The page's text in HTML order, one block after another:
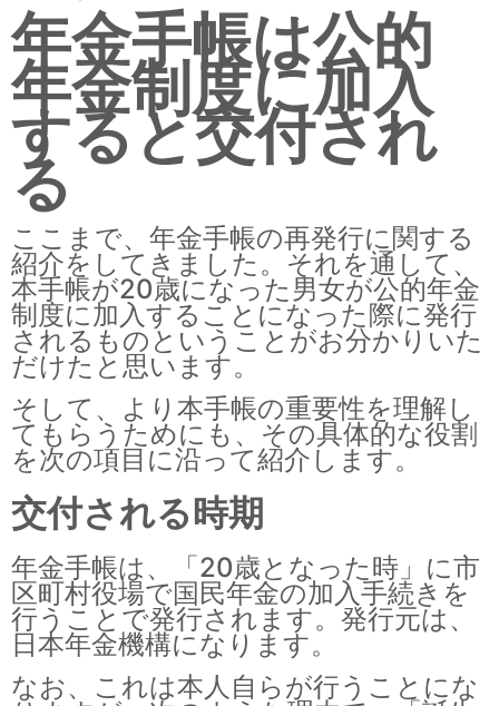
年金手帳は公的
年金制度に加入
すると交付され
る
ここまで、年金手帳の再発行に関する
紹介をしてきました。それを通して、
本手帳が20歳になった男女が公的年金
制度に加入することになった際に発行
されるものということがお分かりいた
だけたと思います。
そして、より本手帳の重要性を理解し
てもらうためにも、その具体的な役割
を次の項目に沿って紹介します。
交付される時期
年金手帳は、「20歳となった時」に市
区町村役場で国民年金の加入手続きを
行うことで発行されます。発行元は、
日本年金機構になります。
なお、これは本人自らが行うことにな